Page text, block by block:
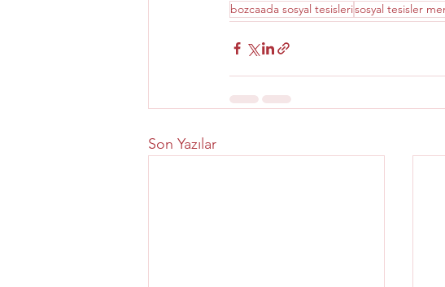
bozcaada sosyal tesislerisosyal tesisler
Son Yazılar